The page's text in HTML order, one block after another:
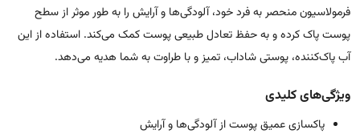
فرمولاسیون منحصر به فرد خود، آلودگی‌ها و آرایش را به طور موثر از سطح
پوست پاک کرده و به حفظ تعادل طبیعی پوست کمک می‌کند. استفاده از این
آب پاک‌کننده، پوستی شاداب، تمیز و با طراوت به شما هدیه می‌دهد.
ویژگی‌های کلیدی
پاکسازی عمیق پوست از آلودگی‌ها و آرایش